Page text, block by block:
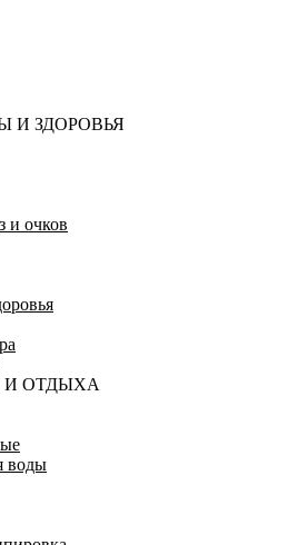
И ЗДОРОВЬЯ
и очков
И ОТДЫХА
воды